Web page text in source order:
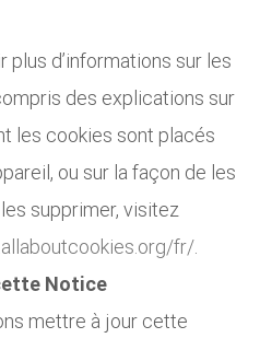
plus d’informations sur les
des explications sur
les cookies sont placés
ou sur la façon de les
supprimer, visitez
fr/
Notice
mettre à jour cette